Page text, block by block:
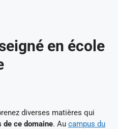
en école
diverses matières qui
de ce domaine. Au campus du